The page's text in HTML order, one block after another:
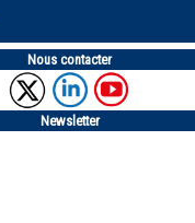
Nous contacter
Newsletter